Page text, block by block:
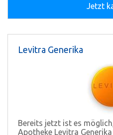
Jetzt
Levitra Generika
Bereits jetzt ist es
Apotheke Levitra